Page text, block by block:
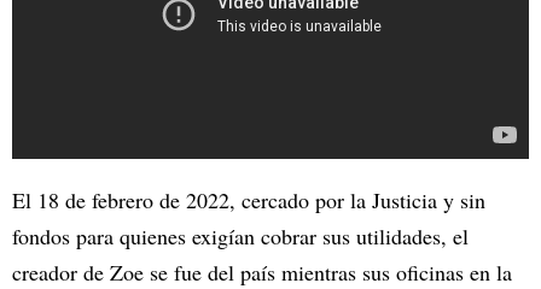
El 18 de febrero de 2022, cercado por la Justicia y sin
fondos para quienes exigían cobrar sus utilidades, el
creador de Zoe se fue del país mientras sus oficinas en la